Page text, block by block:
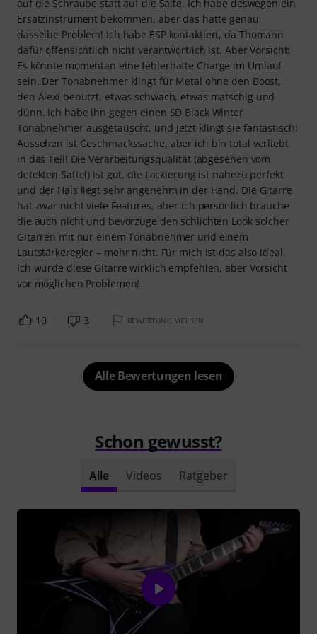
auf die Schraube statt auf die Saite. Ich habe deswegen ein
Ersatzinstrument bekommen, aber das hatte genau
dasselbe Problem! Ich habe ESP kontaktiert, da Thomann
dafür offensichtlich nicht verantwortlich ist. Aber Vorsicht:
Es könnte momentan eine fehlerhafte Charge im Umlauf
sein. Der Tonabnehmer klingt für Metal ohne den Boost,
den Alexi benutzt, etwas schwach, etwas matschig und
dünn. Ich habe ihn gegen einen SD Black Winter
Tonabnehmer ausgetauscht, und jetzt klingt sie fantastisch!
Aussehen ist Geschmackssache, aber ich bin total verliebt
in das Teil! Die Verarbeitungsqualität (abgesehen vom
defekten Sattel) ist gut, die Lackierung ist nahezu perfekt
und der Hals liegt sehr angenehm in der Hand. Die Gitarre
hat zwar nicht viele Features, aber ich persönlich brauche
die auch nicht und bevorzuge den schlichten Look solcher
Gitarren mit nur einem Tonabnehmer und einem
Lautstärkeregler – mehr nicht. Für mich ist das also ideal.
Ich würde diese Gitarre wirklich empfehlen, aber Vorsicht
vor möglichen Problemen!
10 3 BEWERTUNG MELDEN
Alle Bewertungen lesen
Schon gewusst?
Alle Videos Ratgeber